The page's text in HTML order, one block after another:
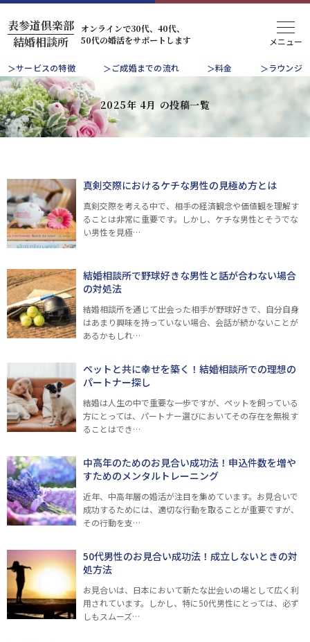
結婚相談所
表参道倶楽部
オンラインで30代、40代、
50代の婚活をサポートします
サービスの特徴 ご成婚までの流れ 料金 ラウンジ
2025年 4月 の投稿一覧
真剣交際におけるケチな男性の見極め方とは
真剣交際を考える中で、相手の経済観念や価値観を理解す
ることは非常に重要です。しかし、ケチな男性とそうでな
い男性を見極…
結婚相談所で野球好きな男性と話が合わない場合
の対処法
結婚相談所を通じて出会った相手が野球好きで、自分自身
はあまり興味を持っていない場合、会話が続かないことが
あるかもしれ…
ペットと共に幸せを築く！結婚相談所での理想の
パートナー探し
結婚は人生の中で重要な一歩ですが、ペットを飼っている
方にとっては、パートナー選びにおいてその存在を無視す
ることはでき…
中高年のためのお見合い成功法！申込件数を増や
すためのメンタルトレーニング
近年、中高年層の婚活が注目を集めています。お見合いで
成功するためには、適切な行動を取ることが重要ですが、
その行動を支…
50代男性のお見合い成功法！成立しないときの対
処方法
お見合いは、日本において新たな出会いの場として広く利
用されています。しかし、特に50代男性にとっては、必ず
しもスムーズ…